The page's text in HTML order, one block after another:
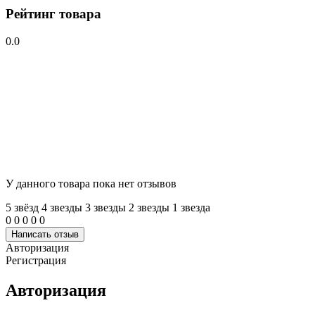
Рейтинг товара
0.0
У данного товара пока нет отзывов
5 звёзд 4 звeзды 3 звeзды 2 звeзды 1 звeзда
0 0 0 0 0
Написать отзыв
Авторизация
Регистрация
Авторизация